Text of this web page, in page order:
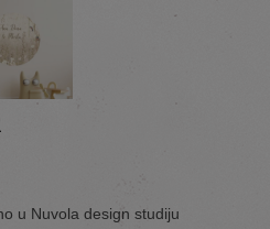
u Nuvola design studiju